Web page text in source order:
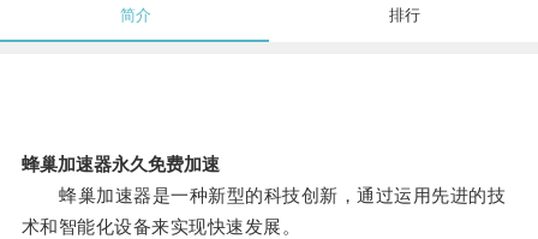
简介 排行
蜂巢加速器永久免费加速
蜂巢加速器是一种新型的科技创新，通过运用先进的技
术和智能化设备来实现快速发展。